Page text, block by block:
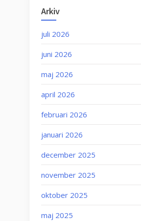
Arkiv
juli 2026
juni 2026
maj 2026
april 2026
februari 2026
januari 2026
december 2025
november 2025
oktober 2025
maj 2025